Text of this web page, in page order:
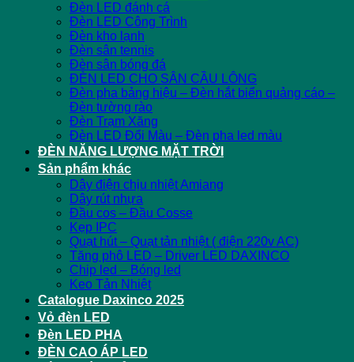
Đèn LED đánh cá
Đèn LED Công Trình
Đèn kho lạnh
Đèn sân tennis
Đèn sân bóng đá
ĐÈN LED CHO SÂN CẦU LÔNG
Đèn pha bảng hiệu – Đèn hắt biển quảng cáo –
Đèn tường rào
Đèn Trạm Xăng
Đèn LED Đổi Màu – Đèn pha led màu
ĐÈN NĂNG LƯỢNG MẶT TRỜI
Sản phẩm khác
Dây điện chịu nhiệt Amiang
Dây rút nhựa
Đầu cos – Đầu Cosse
Kẹp IPC
Quạt hút – Quạt tản nhiệt ( điện 220v AC)
Tăng phô LED – Driver LED DAXINCO
Chip led – Bóng led
Keo Tản Nhiệt
Catalogue Daxinco 2025
Vỏ đèn LED
Đèn LED PHA
ĐÈN CAO ÁP LED